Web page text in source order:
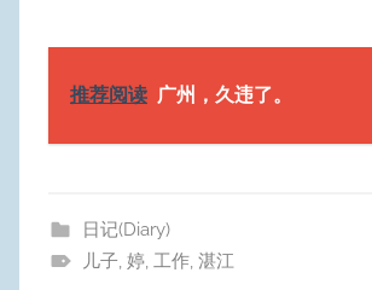
推荐阅读 广州，久违了。
日记(Diary)
儿子, 婷, 工作, 湛江